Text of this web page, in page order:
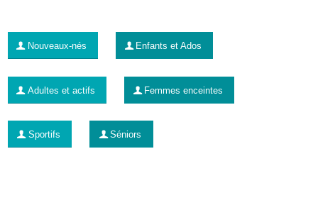
Nouveaux-nés Enfants et Ados
Adultes et actifs Femmes enceintes
Sportifs Séniors